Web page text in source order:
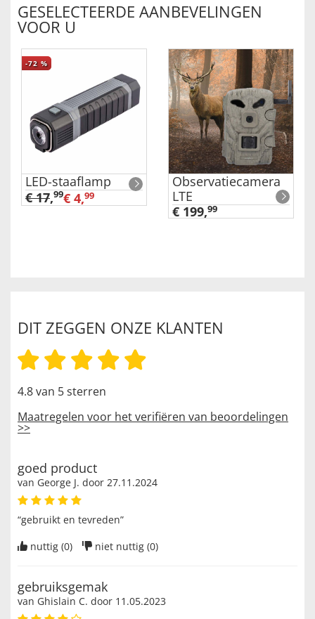
GESELECTEERDE AANBEVELINGEN
VOOR U
-72%
LED-staaflamp
€ 17,99€ 4,99
Observatiecamera
LTE
€ 199,99
DIT ZEGGEN ONZE KLANTEN
4.8 van 5 sterren
Maatregelen voor het verifiëren van beoordelingen
>>
goed product
van George J. door 27.11.2024
“gebruikt en tevreden”
nuttig (0) niet nuttig (0)
gebruiksgemak
van Ghislain C. door 11.05.2023